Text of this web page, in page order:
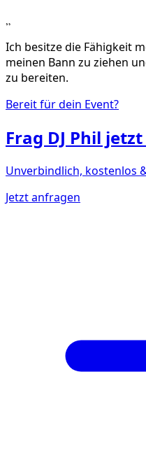
„
Ich besitze die Fähigkeit
meinen Bann zu ziehen
zu bereiten.
Bereit für dein Event?
Frag DJ Phil
Unverbindlich, kostenlos
Jetzt anfragen